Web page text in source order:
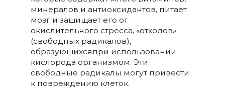
минералов и антиоксидантов, питает
мозг и защищает его от
окислительного стресса, «отходов»
(свободных радикалов),
образующихсяпри использовании
кислорода организмом. Эти
свободные радикалы могут привести
к повреждению клеток.